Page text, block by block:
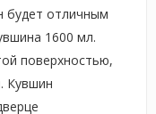
будет отличным
1600 мл.
поверхностью,
Кувшин